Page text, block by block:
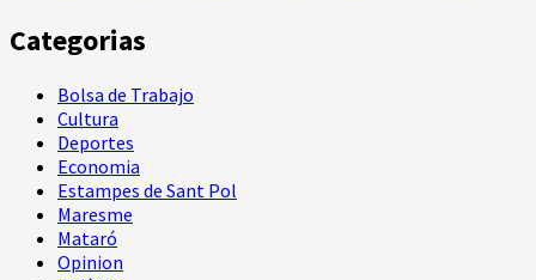
Categorias
Bolsa de Trabajo
Cultura
Deportes
Economia
Estampes de Sant Pol
Maresme
Mataró
Opinion